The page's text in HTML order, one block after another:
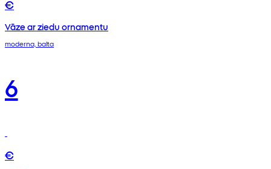
€
Vāze ar ziedu ornamentu
moderna, balta
6
€